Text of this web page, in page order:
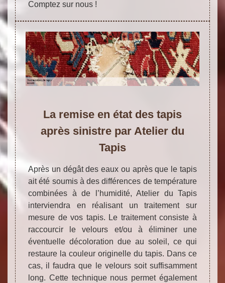
Comptez sur nous !
La remise en état des tapis
après sinistre par Atelier du
Tapis
Après un dégât des eaux ou après que le tapis
ait été soumis à des différences de température
combinées à de l’humidité, Atelier du Tapis
interviendra en réalisant un traitement sur
mesure de vos tapis. Le traitement consiste à
raccourcir le velours et/ou à éliminer une
éventuelle décoloration due au soleil, ce qui
restaure la couleur originelle du tapis. Dans ce
cas, il faudra que le velours soit suffisamment
long. Cette technique nous permet également